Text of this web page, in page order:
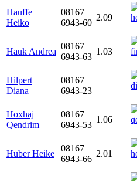
Hauffe
Heiko
08167
6943-60
2.09
Hauk Andrea
08167
6943-63
1.03
Hilpert
Diana
08167
6943-23
Hoxhaj
Qendrim
08167
6943-53
1.06
Huber Heike
08167
6943-66
2.01